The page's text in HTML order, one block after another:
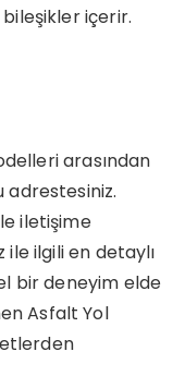
içerir.
arasından
adrestesiniz.
iletişime
ilgili en detaylı
bir deneyim elde
Asfalt Yol